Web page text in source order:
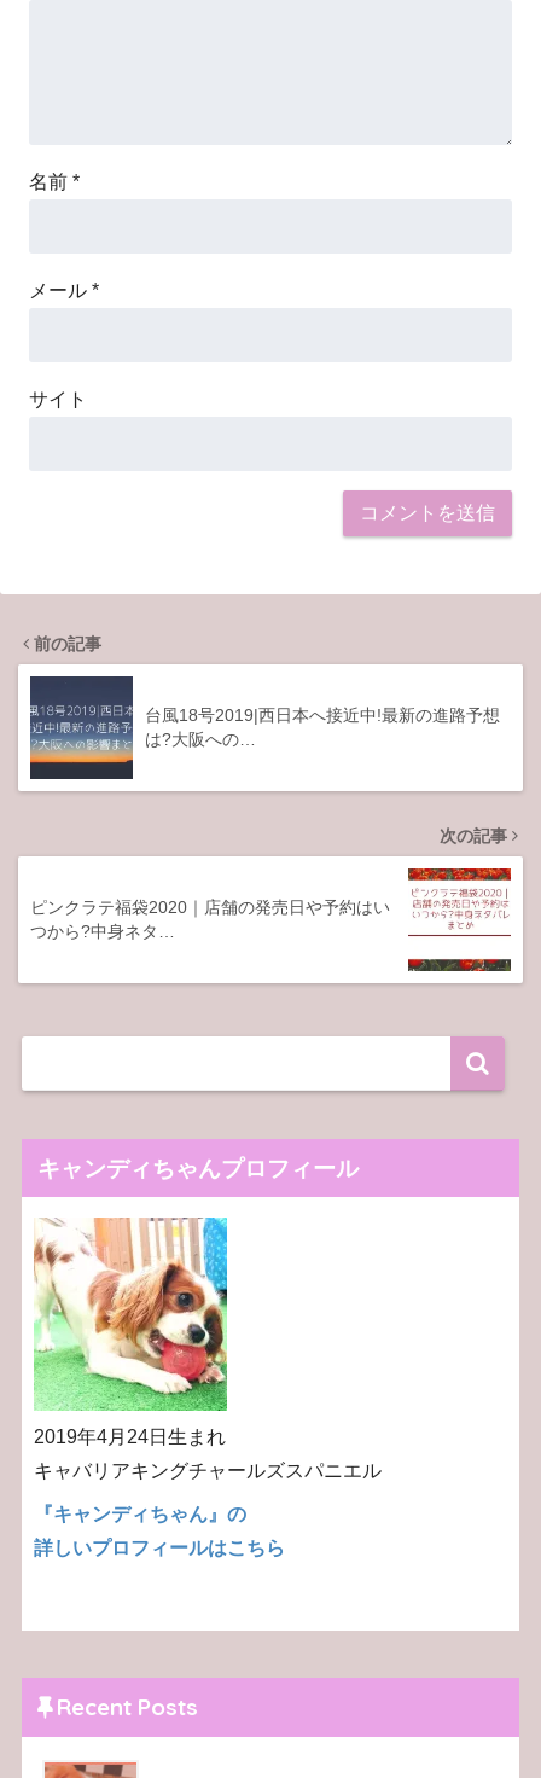
名前 *
メール *
サイト
前の記事
台風18号2019|西日本へ接近中!最新の進路予想
は?大阪への…
次の記事
ピンクラテ福袋2020｜店舗の発売日や予約はい
つから?中身ネタ…
キャンディちゃんプロフィール
2019年4月24日生まれ
キャバリアキングチャールズスパニエル
『キャンディちゃん』の
詳しいプロフィールはこちら
Recent Posts